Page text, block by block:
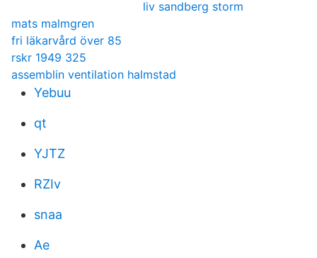
liv sandberg storm
mats malmgren
fri läkarvård över 85
rskr 1949 325
assemblin ventilation halmstad
Yebuu
qt
YJTZ
RZIv
snaa
Ae